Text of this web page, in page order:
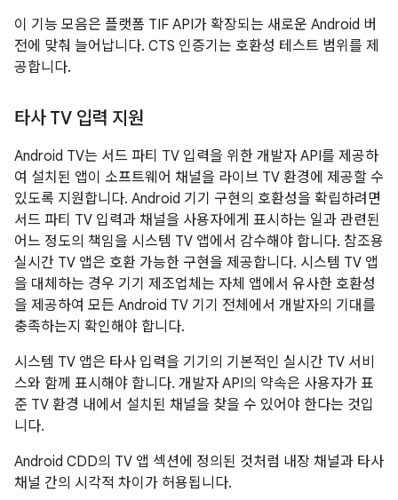
이 기능 모음은 플랫폼 TIF API가 확장되는 새로운 Android 버
전에 맞춰 늘어납니다. CTS 인증기는 호환성 테스트 범위를 제
공합니다.
타사 TV 입력 지원
Android TV는 서드 파티 TV 입력을 위한 개발자 API를 제공하
여 설치된 앱이 소프트웨어 채널을 라이브 TV 환경에 제공할 수
있도록 지원합니다. Android 기기 구현의 호환성을 확립하려면
서드 파티 TV 입력과 채널을 사용자에게 표시하는 일과 관련된
어느 정도의 책임을 시스템 TV 앱에서 감수해야 합니다. 참조용
실시간 TV 앱은 호환 가능한 구현을 제공합니다. 시스템 TV 앱
을 대체하는 경우 기기 제조업체는 자체 앱에서 유사한 호환성
을 제공하여 모든 Android TV 기기 전체에서 개발자의 기대를
충족하는지 확인해야 합니다.
시스템 TV 앱은 타사 입력을 기기의 기본적인 실시간 TV 서비
스와 함께 표시해야 합니다. 개발자 API의 약속은 사용자가 표
준 TV 환경 내에서 설치된 채널을 찾을 수 있어야 한다는 것입
니다.
Android CDD의 TV 앱 섹션에 정의된 것처럼 내장 채널과 타사
채널 간의 시각적 차이가 허용됩니다.